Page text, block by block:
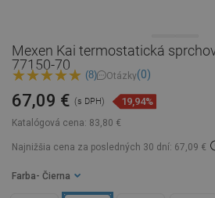
Mexen Kai termostatická
77150-70
(8) Otázky(0)
Katalógová cena: 83,80 €
67,09 € (s DPH) 19,94%
Najnižšia cena za posledných 30 dní: 67,09 €
Farba - Čierna